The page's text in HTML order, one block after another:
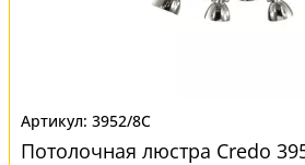
3952/8C
Потолочная люстра Credo